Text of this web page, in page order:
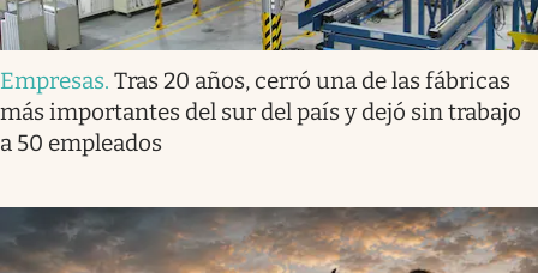
Empresas. Tras 20 años, cerró una de las fábricas
más importantes del sur del país y dejó sin trabajo
a 50 empleados